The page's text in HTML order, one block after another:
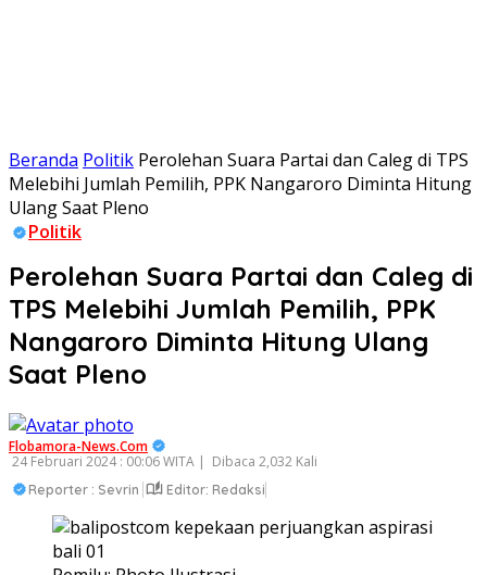
Beranda Politik Perolehan Suara Partai dan Caleg di TPS
Melebihi Jumlah Pemilih, PPK Nangaroro Diminta Hitung
Ulang Saat Pleno
Politik
Perolehan Suara Partai dan Caleg di
TPS Melebihi Jumlah Pemilih, PPK
Nangaroro Diminta Hitung Ulang
Saat Pleno
Flobamora-News.Com
24 Februari 2024 : 00:06 WITA | Dibaca 2,032 Kali
Reporter : Sevrin Editor: Redaksi